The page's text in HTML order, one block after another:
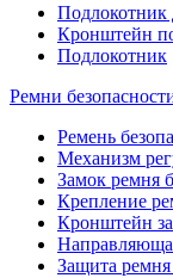
Подлокотник
Кронштейн
Подлокотник
Ремни
Ремень
Механизм
Замок ремня
Крепление
Кронштейн
Защита ремня